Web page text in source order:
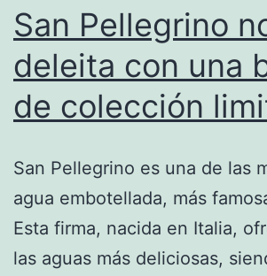
San Pellegrino
deleita con una
de colección
San Pellegrino es una de las
agua embotellada, más
Esta firma, nacida en Italia,
las aguas más deliciosas,